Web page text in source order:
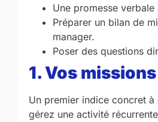
Une promesse verbale
Préparer un bilan de
manager.
Poser des questions
1. Vos
Un premier indice concret
gérez une activité